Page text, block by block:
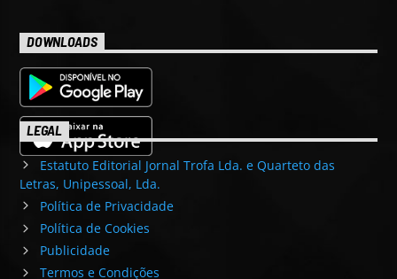
DOWNLOADS
LEGAL
Estatuto Editorial Jornal Trofa Lda. e Quarteto das
Letras, Unipessoal, Lda.
Política de Privacidade
Política de Cookies
Publicidade
Termos e Condições